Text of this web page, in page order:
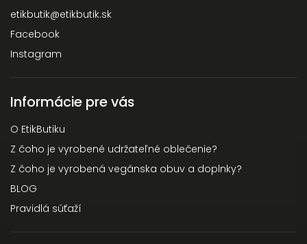
etikbutik@etikbutik.sk
Facebook
Instagram
Informácie pre vás
O EtikButiku
Z čoho je vyrobené udržateľné oblečenie?
Z čoho je vyrobená vegánska obuv a doplnky?
BLOG
Pravidlá súťaží